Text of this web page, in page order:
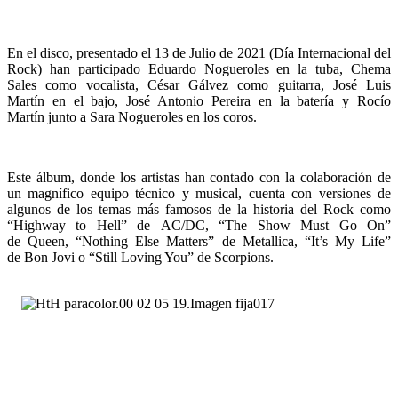
En el disco, presentado el 13 de Julio de 2021 (Día Internacional del
Rock) han participado Eduardo Nogueroles en la tuba, Chema
Sales como vocalista, César Gálvez como guitarra, José Luis
Martín en el bajo, José Antonio Pereira en la batería y Rocío
Martín junto a Sara Nogueroles en los coros.
Este álbum, donde los artistas han contado con la colaboración de
un magnífico equipo técnico y musical, cuenta con versiones de
algunos de los temas más famosos de la historia del Rock como
“Highway to Hell” de AC/DC, “The Show Must Go On”
de Queen, “Nothing Else Matters” de Metallica, “It’s My Life”
de Bon Jovi o “Still Loving You” de Scorpions.